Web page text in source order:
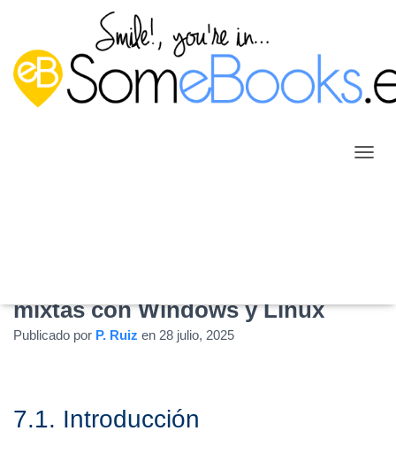
mixtas con Windows y Linux
Publicado por P. Ruiz en 28 julio, 2025
7.1. Introducción